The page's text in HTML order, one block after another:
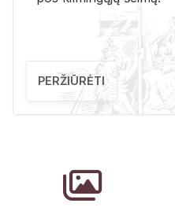
PERŽIŪRĖTI